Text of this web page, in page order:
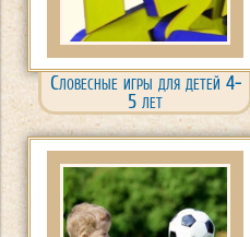
Словесные игры для детей 4-
5 лет